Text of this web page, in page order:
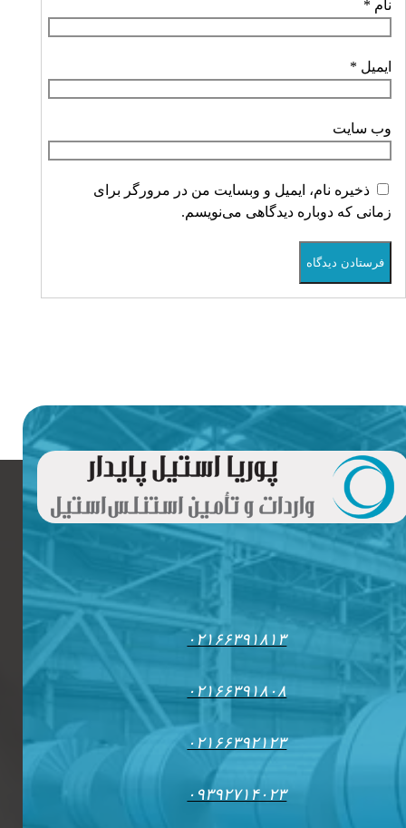
نام *
ایمیل *
وب‌ سایت
ذخیره نام، ایمیل و وبسایت من در مرورگر برای
زمانی که دوباره دیدگاهی می‌نویسم.
فرستادن دیدگاه
۰۲۱۶۶۳۹۱۸۱۳
۰۲۱۶۶۳۹۱۸۰۸
۰۲۱۶۶۳۹۲۱۲۳
۰۹۳۹۲۷۱۴۰۲۳